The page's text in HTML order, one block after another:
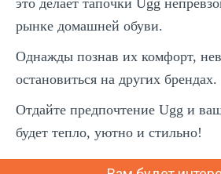
рынке домашней обуви.
Однажды познав их комфорт,
остановиться на других брендах.
Отдайте предпочтение Ugg и
будет тепло, уютно и стильно!